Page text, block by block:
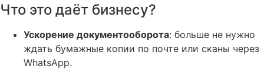
Что это даёт бизнесу?
Ускорение документооборота: больше не нужно
ждать бумажные копии по почте или сканы через
WhatsApp.